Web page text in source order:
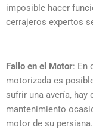
imposible hacer
cerrajeros expertos
Fallo en el Motor: En
motorizada es
sufrir una avería, hay
mantenimiento
motor de su persiana.